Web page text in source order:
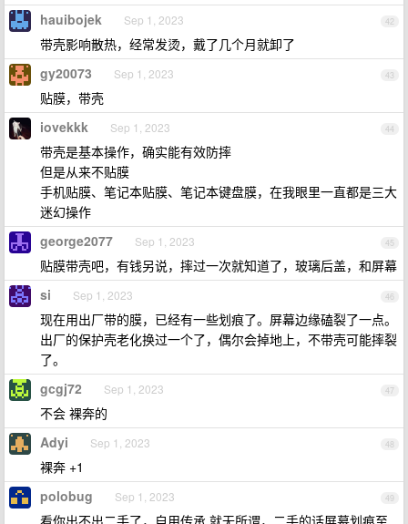
42
hauibojek Sep 1, 2023
带壳影响散热，经常发烫，戴了几个月就卸了
43
gy20073 Sep 1, 2023
贴膜，带壳
44
iovekkk Sep 1, 2023
带壳是基本操作，确实能有效防摔
但是从来不贴膜
手机贴膜、笔记本贴膜、笔记本键盘膜，在我眼里一直都是三大
迷幻操作
45
george2077 Sep 1, 2023
贴膜带壳吧，有钱另说，摔过一次就知道了，玻璃后盖，和屏幕
46
si Sep 1, 2023
现在用出厂带的膜，已经有一些划痕了。屏幕边缘磕裂了一点。
出厂的保护壳老化换过一个了，偶尔会掉地上，不带壳可能摔裂
了。
47
gcgj72 Sep 1, 2023
不会 裸奔的
48
Adyi Sep 1, 2023
裸奔 +1
49
polobug Sep 1, 2023
看你出不出二手了，自用传承 就无所谓，二手的话屏幕划痕至